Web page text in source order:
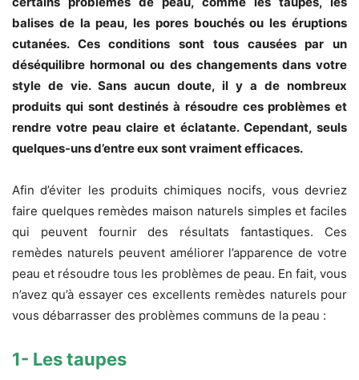
balises de la peau, les pores bouchés ou les éruptions
cutanées. Ces conditions sont tous causées par un
déséquilibre hormonal ou des changements dans votre
style de vie. Sans aucun doute, il y a de nombreux
produits qui sont destinés à résoudre ces problèmes et
rendre votre peau claire et éclatante. Cependant, seuls
quelques-uns d’entre eux sont vraiment efficaces.
Afin d’éviter les produits chimiques nocifs, vous devriez
faire quelques remèdes maison naturels simples et faciles
qui peuvent fournir des résultats fantastiques. Ces
remèdes naturels peuvent améliorer l’apparence de votre
peau et résoudre tous les problèmes de peau. En fait, vous
n’avez qu’à essayer ces excellents remèdes naturels pour
vous débarrasser des problèmes communs de la peau :
1- Les taupes